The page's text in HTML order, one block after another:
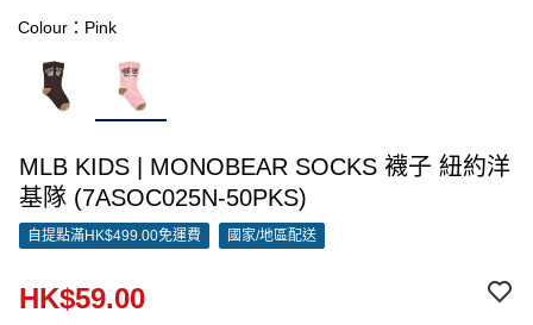
Colour：Pink
MLB KIDS | MONOBEAR SOCKS 襪子 紐約洋
基隊 (7ASOC025N-50PKS)
自提點滿HK$499.00免運費 國家/地區配送
HK$59.00